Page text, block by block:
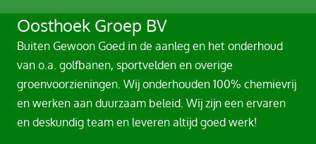
A
Oosthoek Groep BV
Buiten Gewoon Goed in de aanleg en het onderhoud
van o.a. golfbanen, sportvelden en overige
groenvoorzieningen. Wij onderhouden 100% chemievrij
en werken aan duurzaam beleid. Wij zijn een ervaren
en deskundig team en leveren altijd goed werk!